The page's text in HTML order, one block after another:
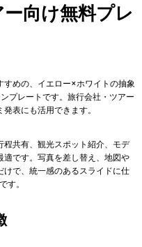
向け無料プレ
めの、イエロー×ホワイトの抽象
プレートです。旅行会社・ツアー
表にも活用できます。
共有、観光スポット紹介、モデ
です。写真を差し替え、地図や
で、統一感のあるスライドに仕
す。